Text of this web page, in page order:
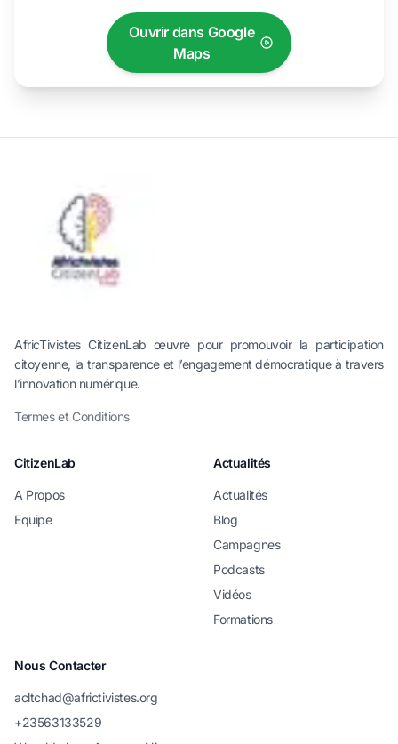
Ouvrir dans Google
Maps
AfricTivistes CitizenLab œuvre pour promouvoir la participation
citoyenne, la transparence et l’engagement démocratique à travers
l’innovation numérique.
Termes et Conditions
CitizenLab
A Propos
Equipe
Actualités
Actualités
Blog
Campagnes
Podcasts
Vidéos
Formations
Nous Contacter
acltchad@africtivistes.org
+23563133529